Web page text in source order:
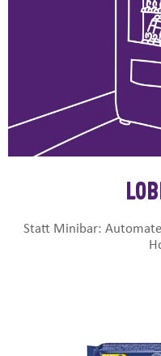
Statt Minibar: